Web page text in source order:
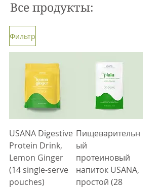
Все продукты:
Фильтр
USANA Digestive
Protein Drink,
Lemon Ginger
(14 single-serve
pouches)
Пищеварительн
ый
протеиновый
напиток USANA,
простой (28